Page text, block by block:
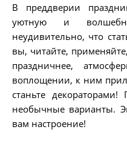
В преддверии
уютную и
неудивительно, что
вы, читайте,
праздничнее,
воплощении, к ним
станьте
необычные варианты.
вам настроение!